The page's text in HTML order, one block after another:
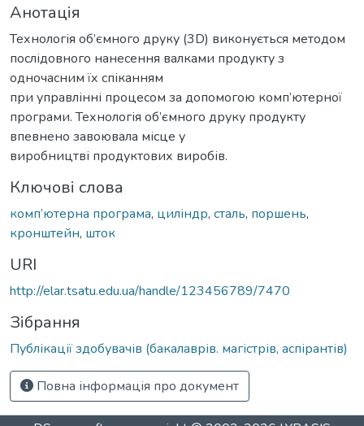
Анотація
Технологія об’ємного друку (3D) виконується методом
послідовного нанесення валками продукту з
одночасним їх спіканням
при управлінні процесом за допомогою комп’ютерної
програми. Технологія об’ємного друку продукту
впевнено завоювала місце у
виробництві продуктових виробів.
Ключові слова
комп’ютерна програма, циліндр, сталь, поршень,
кронштейн, шток
URI
http://elar.tsatu.edu.ua/handle/123456789/7470
Зібрання
Публікації здобувачів (бакалаврів. магістрів, аспірантів)
Повна інформація про документ